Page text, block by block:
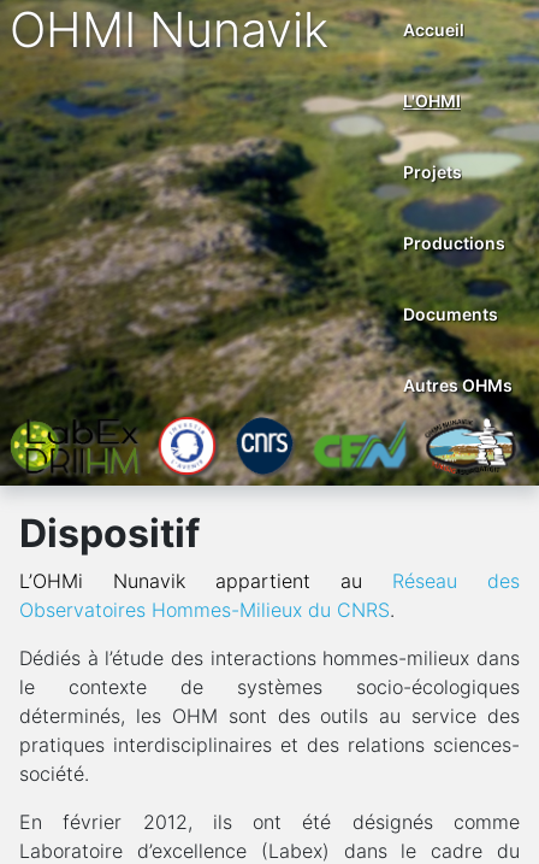
OHMI Nunavik Accueil
L'OHMI
Projets
Productions
Documents
Autres OHMs
Dispositif
L’OHMi Nunavik appartient au
Réseau des
Observatoires Hommes-Milieux du CNRS.
Dédiés à l’étude des interactions hommes-milieux dans
le contexte de systèmes socio-écologiques
déterminés, les OHM sont des outils au service des
pratiques interdisciplinaires et des relations sciences-
société.
En février 2012, ils ont été désignés comme
Laboratoire d’excellence (Labex) dans le cadre du